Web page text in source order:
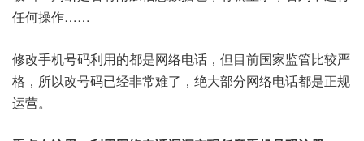
任何操作……
修改手机号码利用的都是网络电话，但目前国家监管比较严
格，所以改号码已经非常难了，绝大部分网络电话都是正规
运营。